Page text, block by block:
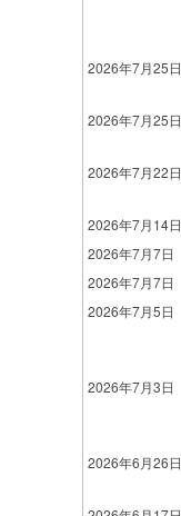
2026年7月25日
2026年7月25日
2026年7月22日
2026年7月14日
2026年7月7日
2026年7月7日
2026年7月5日
2026年7月3日
2026年6月26日